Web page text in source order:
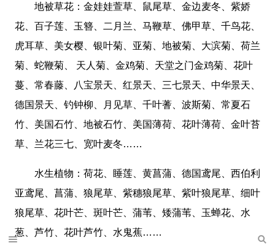
地被草花：金娃娃萱草、鼠尾草、金边麦冬、紫娇
花、百子莲、玉簪、二月兰、马鞭草、佛甲草、千鸟花、
虎耳草、美女樱、银叶菊、亚菊、地被菊、大滨菊、荷兰
菊、蛇鞭菊、 天人菊、金鸡菊、天堂之门金鸡菊、花叶
蔓、常春藤、八宝景天、红景天、三七景天、中华景天、
德国景天、钓钟柳、月见草、千叶蓍、波斯菊、常夏石
竹、美国石竹、地被石竹、美国薄荷、花叶薄荷、金叶苔
草、兰花三七、宽叶麦冬……
水生植物：荷花、睡莲、黄菖蒲、德国鸢尾、西伯利
亚鸢尾、菖蒲、狼尾草、紫穗狼尾草、紫叶狼尾草、细叶
狼尾草、花叶芒、斑叶芒、蒲苇、矮蒲苇、玉蝉花、水
葱、芦竹、花叶芦竹、水鬼蕉……